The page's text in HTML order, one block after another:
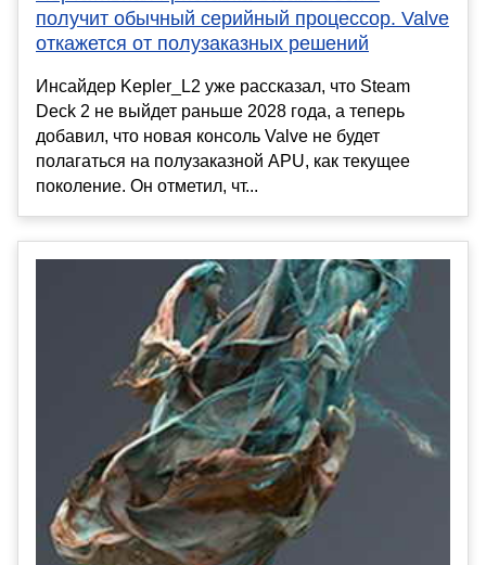
получит обычный серийный процессор. Valve
откажется от полузаказных решений
Инсайдер Kepler_L2 уже рассказал, что Steam
Deck 2 не выйдет раньше 2028 года, а теперь
добавил, что новая консоль Valve не будет
полагаться на полузаказной APU, как текущее
поколение. Он отметил, чт...